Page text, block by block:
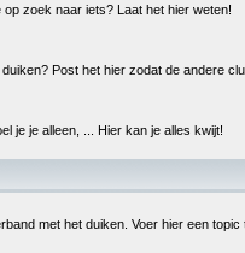
zoek naar iets? Laat het hier weten!
Post het hier zodat de andere
je je alleen, ... Hier kan je alles kwijt!
met het duiken. Voer hier een